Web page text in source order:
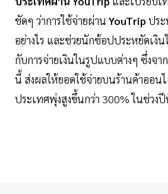
ชัดๆ ว่าการใช้จ่ายผ่าน YouTrip ประ
อย่างไร และช่วยนักช้อปประหยัดเงิน
กับการจ่ายเงินในรูปแบบต่างๆ ซึ่งจา
นี้ ส่งผลให้ยอดใช้จ่ายบนร้านค้าออน
ประเทศพุ่งสูงขึ้นกว่า 300% ในช่วง